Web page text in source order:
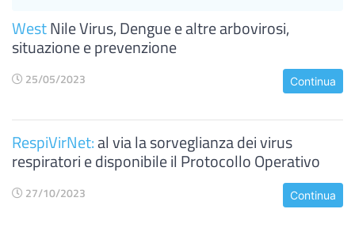
WestNile Virus, Dengue e altre arbovirosi,
situazione e prevenzione
25/05/2023 Continua
RespiVirNet:al via la sorveglianza dei virus
respiratori e disponibile il Protocollo Operativo
27/10/2023 Continua